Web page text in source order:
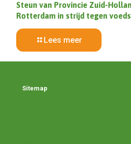
Steun van Provincie Zuid-
Rotterdam in strijd tegen
Lees meer
Sitemap